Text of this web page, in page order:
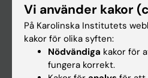
På gång
Nyheter
Kalender
Vi använder kakor
På Karolinska Institutets
kakor för olika syften:
Nödvändiga kakor för
fungera korrekt.